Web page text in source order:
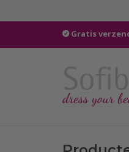
Gratis